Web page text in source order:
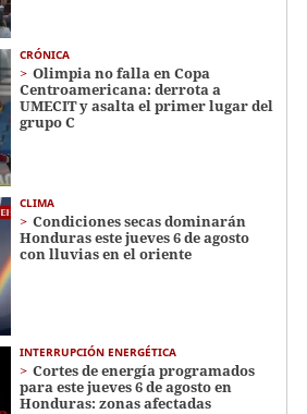
CRÓNICA
Olimpia no falla en Copa
Centroamericana: derrota a
UMECIT y asalta el primer lugar del
grupo C
CLIMA
Condiciones secas dominarán
Honduras este jueves 6 de agosto
con lluvias en el oriente
INTERRUPCIÓN ENERGÉTICA
Cortes de energía programados
para este jueves 6 de agosto en
Honduras: zonas afectadas